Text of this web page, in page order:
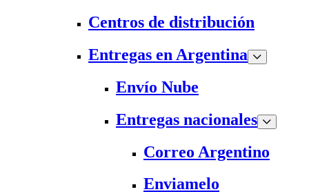
Centros de distribución
Entregas en Argentina
Envío Nube
Entregas nacionales
Correo Argentino
Enviamelo